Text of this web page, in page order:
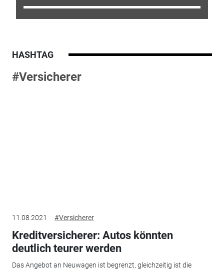
HASHTAG
#Versicherer
11.08.2021 #Versicherer
Kreditversicherer: Autos könnten
deutlich teurer werden
Das Angebot an Neuwagen ist begrenzt, gleichzeitig ist die